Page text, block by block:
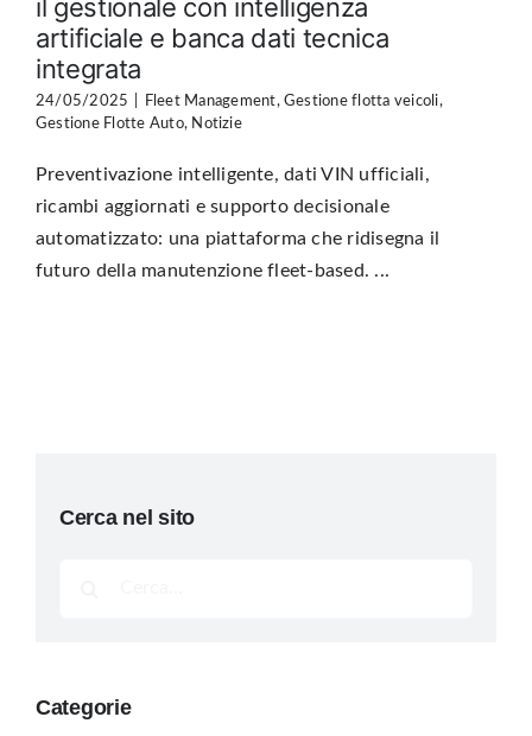
il gestionale con intelligenza
artificiale e banca dati tecnica
integrata
24/05/2025 Fleet Management, Gestione flotta veicoli,
Gestione Flotte Auto, Notizie
Preventivazione intelligente, dati VIN ufficiali,
ricambi aggiornati e supporto decisionale
automatizzato: una piattaforma che ridisegna il
futuro della manutenzione fleet-based. ...
Cerca nel sito
Categorie